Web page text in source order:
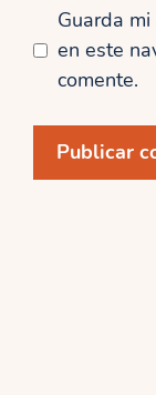
Guarda
en este
comente.